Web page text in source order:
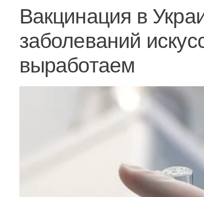
Вакцинация в
заболеваний
выработаем